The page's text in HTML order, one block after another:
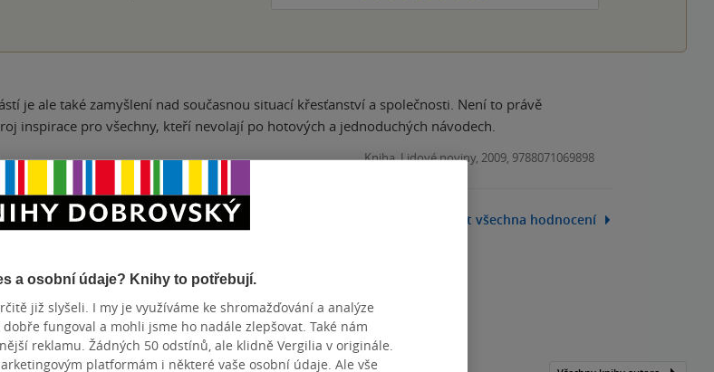
je ale také zamyšlení nad současnou situací křesťanství a společnosti. Není to právě
inspirace pro všechny, kteří nevolají po hotových a jednoduchých návodech.
Kniha, Lidové noviny, 2009, 9788071069898
Zobrazit všechna hodnocení
Přidat hodnocení
a osobní údaje? Knihy to potřebují.
již slyšeli. I my je využíváme ke shromažďování a analýze
fungoval a mohli jsme ho nadále zlepšovat. Také nám
reklamu. Žádných 50 odstínů, ale klidně Vergilia v originále.
platformám i některé vaše osobní údaje. Ale vše